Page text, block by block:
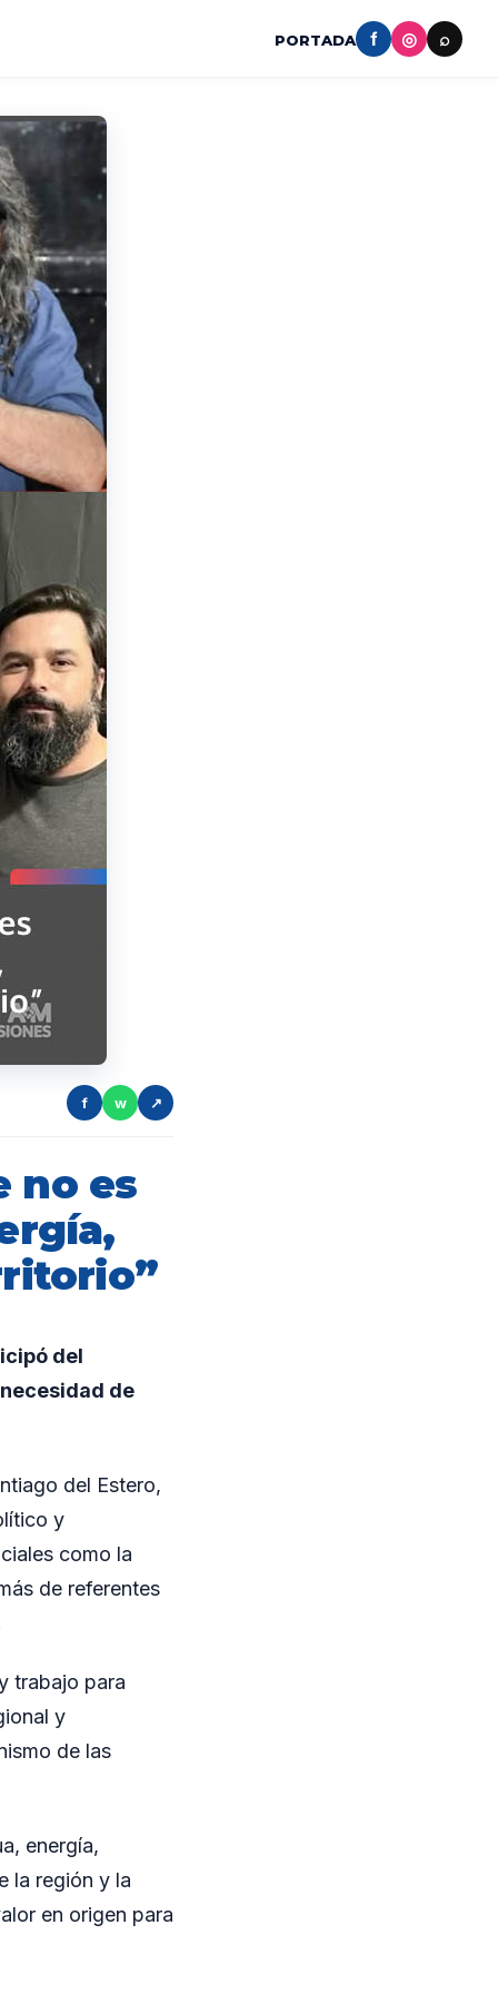
PORTADA f ◎ ⌕
f w ↗
no es
del
de
del Estero,
y
como la
de referentes
trabajo para
y
de las
energía,
la región y la
en origen para